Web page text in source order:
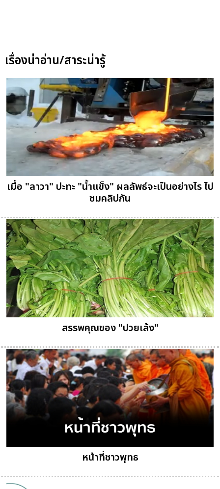
เรื่องน่าอ่าน/สาระน่ารู้
เมื่อ "ลาวา" ปะทะ "น้ำแข็ง" ผลลัพธ์จะเป็นอย่างไร ไป
ชมคลิปกัน
สรรพคุณของ "ปวยเล้ง"
หน้าที่ชาวพุทธ